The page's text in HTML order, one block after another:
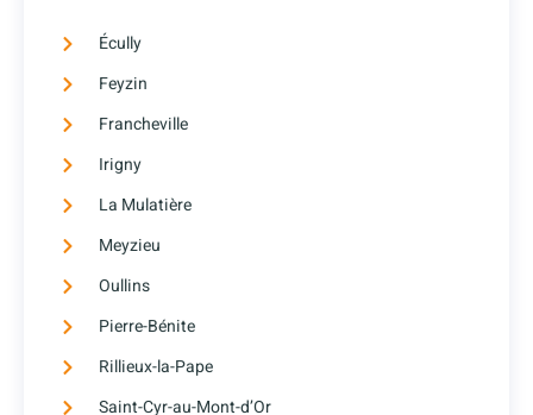
Écully
Feyzin
Francheville
Irigny
La Mulatière
Meyzieu
Oullins
Pierre-Bénite
Rillieux-la-Pape
Saint-Cyr-au-Mont-d’Or